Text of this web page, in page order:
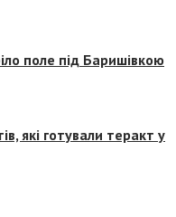
поле під Баришівкою
які готували теракт у